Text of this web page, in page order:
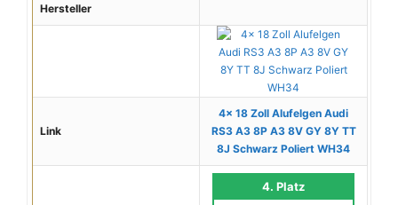
Hersteller
Link
4x 18 Zoll Alufelgen Audi
RS3 A3 8P A3 8V GY 8Y TT
8J Schwarz Poliert WH34
4. Platz